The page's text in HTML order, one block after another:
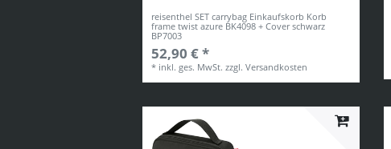
reisenthel SET carrybag Einkaufskorb Korb
frame twist azure BK4098 + Cover schwarz
BP7003
52,90 € *
* inkl. ges. MwSt. zzgl.Versandkosten